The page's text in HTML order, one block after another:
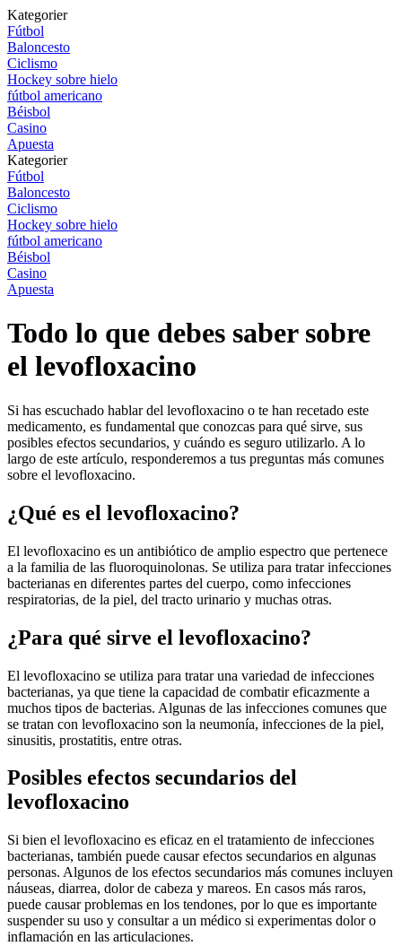
Kategorier
Fútbol
Baloncesto
Ciclismo
Hockey sobre hielo
fútbol americano
Béisbol
Casino
Apuesta
Kategorier
Fútbol
Baloncesto
Ciclismo
Hockey sobre hielo
fútbol americano
Béisbol
Casino
Apuesta
Todo lo que debes saber sobre
el levofloxacino
Si has escuchado hablar del levofloxacino o te han recetado este
medicamento, es fundamental que conozcas para qué sirve, sus
posibles efectos secundarios, y cuándo es seguro utilizarlo. A lo
largo de este artículo, responderemos a tus preguntas más comunes
sobre el levofloxacino.
¿Qué es el levofloxacino?
El levofloxacino es un antibiótico de amplio espectro que pertenece
a la familia de las fluoroquinolonas. Se utiliza para tratar infecciones
bacterianas en diferentes partes del cuerpo, como infecciones
respiratorias, de la piel, del tracto urinario y muchas otras.
¿Para qué sirve el levofloxacino?
El levofloxacino se utiliza para tratar una variedad de infecciones
bacterianas, ya que tiene la capacidad de combatir eficazmente a
muchos tipos de bacterias. Algunas de las infecciones comunes que
se tratan con levofloxacino son la neumonía, infecciones de la piel,
sinusitis, prostatitis, entre otras.
Posibles efectos secundarios del
levofloxacino
Si bien el levofloxacino es eficaz en el tratamiento de infecciones
bacterianas, también puede causar efectos secundarios en algunas
personas. Algunos de los efectos secundarios más comunes incluyen
náuseas, diarrea, dolor de cabeza y mareos. En casos más raros,
puede causar problemas en los tendones, por lo que es importante
suspender su uso y consultar a un médico si experimentas dolor o
inflamación en las articulaciones.